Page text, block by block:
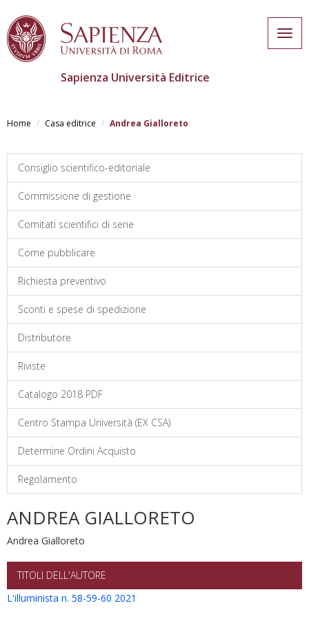
main
Sapienza Università Editrice
Home Casa editrice Andrea Gialloreto
Consiglio scientifico-editoriale
Commissione di gestione
Comitati scientifici di serie
Come pubblicare
Richiesta preventivo
Sconti e spese di spedizione
Distributore
Riviste
Catalogo 2018 PDF
Centro Stampa Università (EX CSA)
Determine Ordini Acquisto
Regolamento
ANDREA GIALLORETO
Andrea Gialloreto
TITOLI DELL'AUTORE
L'illuminista n. 58-59-60 2021